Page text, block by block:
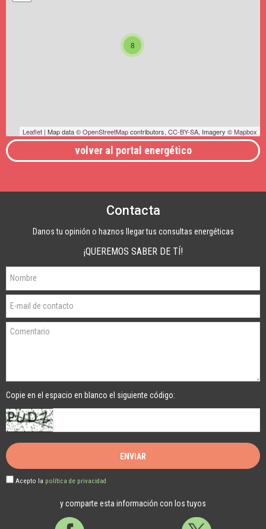
8
Leaflet | Map data ©OpenStreetMapcontributors, CC-BY-SA, Imagery ©Mapbox
volver al portal energético
Contacta
Danos tu opinión o haznos llegar tus consultas energéticas
¡QUEREMOS SABER DE TÍ!
Copie en el espacio en blanco el siguiente código:
Acepto la política de privacidad
y comparte esta información con los tuyos